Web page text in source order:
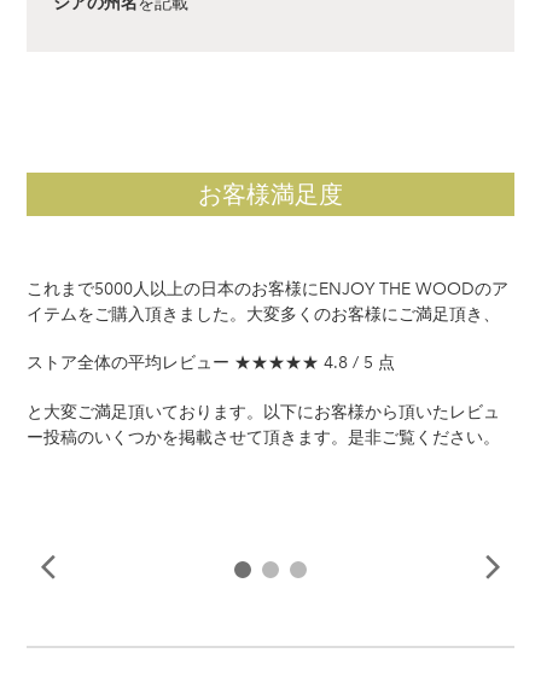
お客様満足度
これまで5000人以上の日本のお客様にENJOY THE WOODのア
イテムをご購入頂きました。大変多くのお客様にご満足頂き、
ストア全体の平均レビュー ★★★★★ 4.8 / 5 点
と大変ご満足頂いております。以下にお客様から頂いたレビュ
ー投稿のいくつかを掲載させて頂きます。是非ご覧ください。